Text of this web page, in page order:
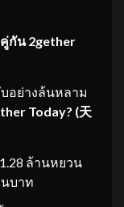
กัน 2gether
อย่างล้นหลาม
Today? (天
ล้านหยวน
บาท